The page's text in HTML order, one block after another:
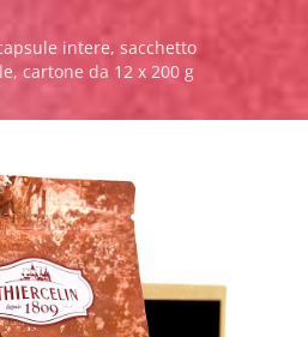
intere, sacchetto
cartone da 12 x 200 g